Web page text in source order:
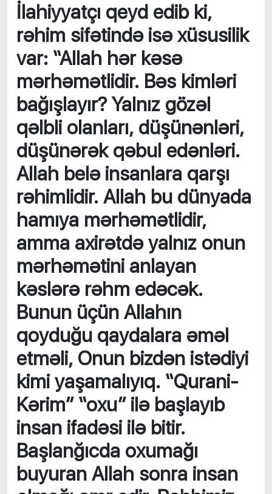
İlahiyyatçı qeyd edib ki,
rəhim sifətində isə xüsusilik
var: “Allah hər kəsə
mərhəmətlidir. Bəs kimləri
bağışlayır? Yalnız gözəl
qəlbli olanları, düşünənləri,
düşünərək qəbul edənləri.
Allah belə insanlara qarşı
rəhimlidir. Allah bu dünyada
hamıya mərhəmətlidir,
amma axirətdə yalnız onun
mərhəmətini anlayan
kəslərə rəhm edəcək.
Bunun üçün Allahın
qoyduğu qaydalara əməl
etməli, Onun bizdən istədiyi
kimi yaşamalıyıq. “Qurani-
Kərim” “oxu” ilə başlayıb
insan ifadəsi ilə bitir.
Başlanğıcda oxumağı
buyuran Allah sonra insan